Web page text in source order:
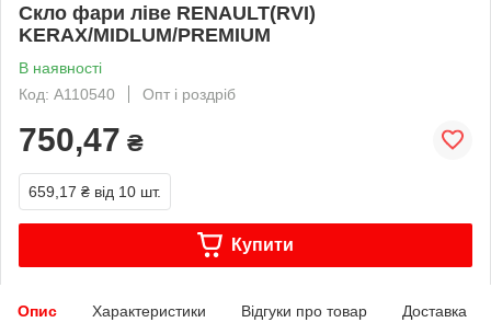
Скло фари ліве RENAULT(RVI)
KERAX/MIDLUM/PREMIUM
В наявності
Код: A110540
Опт і роздріб
750,47 ₴
659,17 ₴ від 10 шт.
Купити
Опис Характеристики Відгуки про товар Доставка